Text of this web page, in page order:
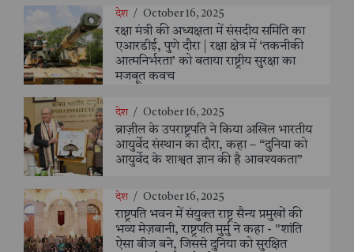
देश / October 16, 2025
रक्षा मंत्री की अध्यक्षता में संसदीय समिति का
एआरडीई, पुणे दौरा | रक्षा क्षेत्र में ‘तकनीकी
आत्मनिर्भरता’ को बताया राष्ट्रीय सुरक्षा का
मजबूत कवच
देश / October 16, 2025
ब्राज़ील के उपराष्ट्रपति ने किया अखिल भारतीय
आयुर्वेद संस्थान का दौरा, कहा – “दुनिया को
आयुर्वेद के शाश्वत ज्ञान की है आवश्यकता”
देश / October 16, 2025
राष्ट्रपति भवन में संयुक्त राष्ट्र सैन्य प्रमुखों की
भव्य मेज़बानी, राष्ट्रपति मुर्मु ने कहा - "शांति
ऐसा बीज बने, जिससे दुनिया को सुरक्षित